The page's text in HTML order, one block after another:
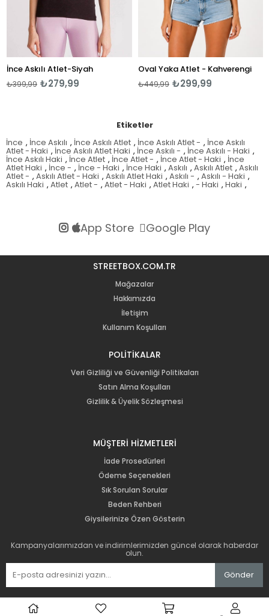
Askılı Atlet-Siyah
₺279,99
Oval Yaka Atlet - Kahverengi
₺299,99
₺449,99
Etiketler
İnce , İnce Askılı , İnce Askılı Atlet , İnce Askılı Atlet - , İnce Askılı
Atlet - Haki , İnce Askılı Atlet Haki , İnce Askılı - , İnce Askılı - Haki ,
İnce Askılı Haki , İnce Atlet , İnce Atlet - , İnce Atlet - Haki , İnce
Atlet Haki , İnce - , İnce - Haki , İnce Haki , Askılı , Askılı Atlet , Askılı
Atlet - , Askılı Atlet - Haki , Askılı Atlet Haki , Askılı - , Askılı - Haki ,
Askılı Haki , Atlet , Atlet - , Atlet - Haki , Atlet Haki , - Haki , Haki ,
App Store Google Play
STREETBOX.COM.TR
Mağazalar
Hakkımızda
İletişim
Kullanım Koşulları
POLİTİKALAR
Veri Gizliliği ve Güvenliği Politikaları
Satın Alma Koşulları
Gizlilik & Üyelik Sözleşmesi
MÜŞTERİ HİZMETLERİ
İade Prosedürleri
Ödeme Seçenekleri
Sık Sorulan Sorular
Beden Rehberi
Giysilerinize Özen Gösterin
Kampanyalarımızdan ve indirimlerimizden güncel olarak haberdar
olun.
Gönder